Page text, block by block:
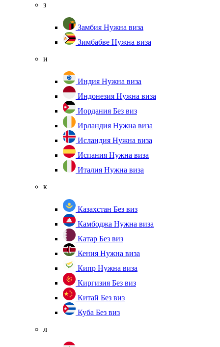
з
Замбия Нужна виза
Зимбабве Нужна виза
и
Индия Нужна виза
Индонезия Нужна виза
Иордания Без виз
Ирландия Нужна виза
Исландия Нужна виза
Испания Нужна виза
Италия Нужна виза
к
Казахстан Без виз
Камбоджа Нужна виза
Катар Без виз
Кения Нужна виза
Кипр Нужна виза
Киргизия Без виз
Китай Без виз
Куба Без виз
л